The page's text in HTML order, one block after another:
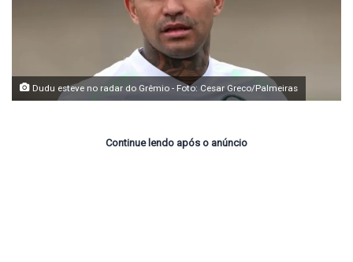
Dudu esteve no radar do Grêmio - Foto: Cesar Greco/Palmeiras
Continue lendo após o anúncio